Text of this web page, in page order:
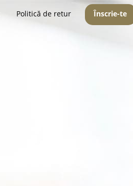
Politică de retur Înscrie-te